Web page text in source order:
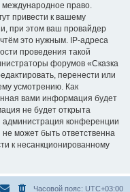
право.
привести к вашему
при этом ваш провайдер
это нужным. IP-адреса
проведения такой
форумов «Сказка
перенести или
усмотрению. Как
вами информация будет
не будет открыта
конференции
может быть ответственна
к несанкционированному
Часовой пояс: UTC+03:00